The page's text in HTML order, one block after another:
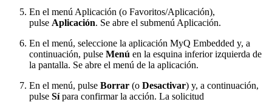
En el menú Aplicación (o Favoritos/Aplicación),
pulse Aplicación. Se abre el submenú Aplicación.
En el menú, seleccione la aplicación MyQ Embedded y, a
continuación, pulse Menú en la esquina inferior izquierda de
la pantalla. Se abre el menú de la aplicación.
En el menú, pulse Borrar (o Desactivar) y, a continuación,
pulse Sípara confirmar la acción. La solicitud